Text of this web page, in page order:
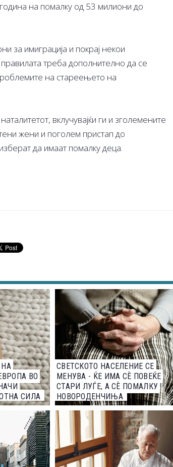
на помалку од 53 милиони до
за имиграција и покрај некои
треба дополнително да се
на стареењето на
вклучувајќи ги и зголемените
жени и поголем пристап до
да имаат помалку деца.
ВО
СИЛА
СВЕТСКОТО НАСЕЛЕНИЕ СЕ
МЕНУВА - ЌЕ ИМА СЀ ПОВЕЌЕ
СТАРИ ЛУЃЕ, А СЀ ПОМАЛКУ
НОВОРОДЕНЧИЊА